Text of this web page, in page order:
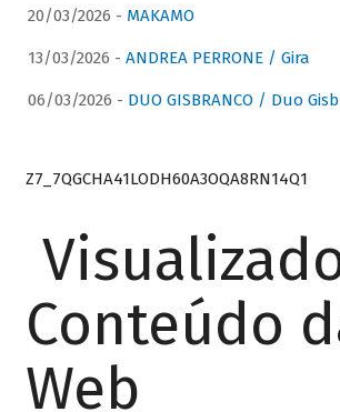
20/03/2026 - MAKAMO
13/03/2026 - ANDREA PERRONE / Gira
06/03/2026 - DUO GISBRANCO / Duo
Z7_7QGCHA41LODH60A3OQA8RN14Q1
Conteúdo
Web